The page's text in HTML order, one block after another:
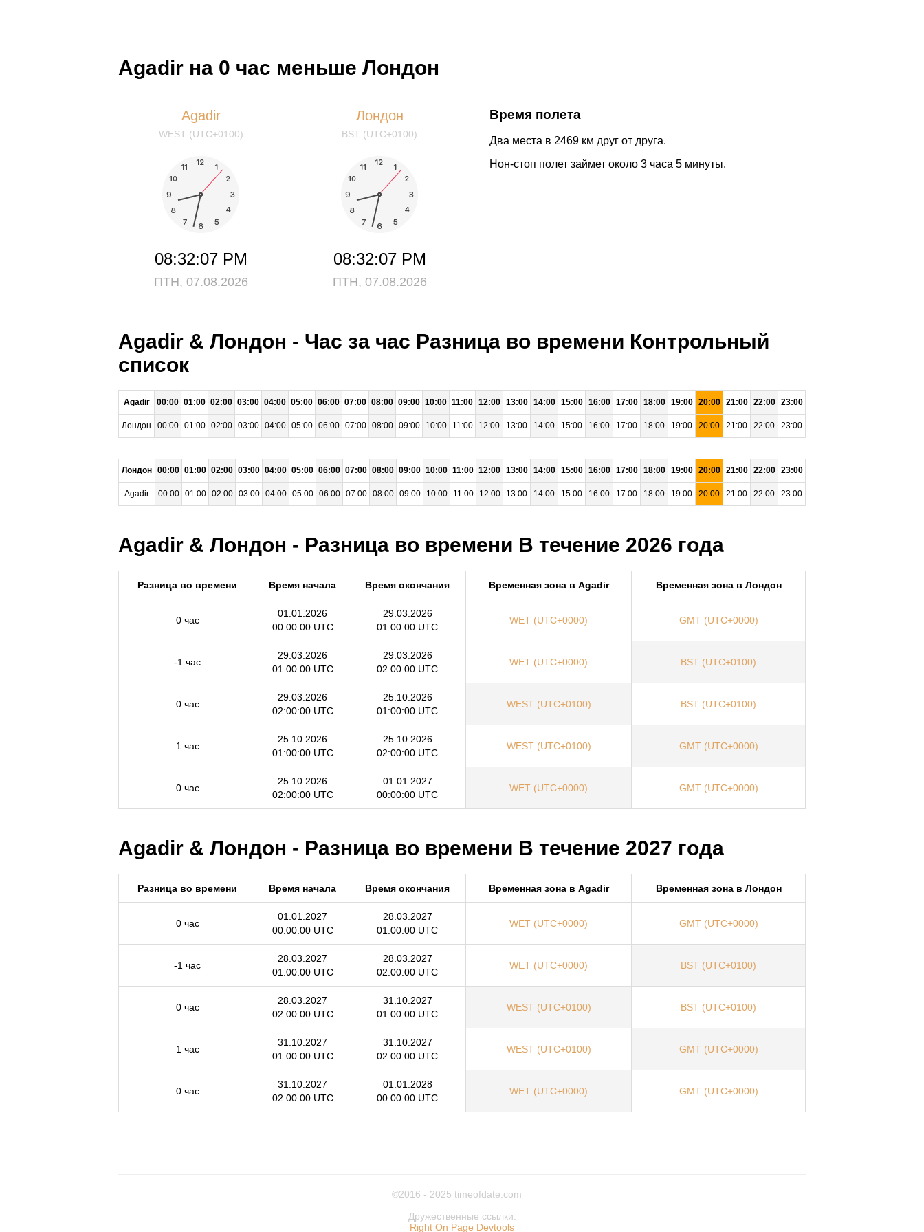
Agadir на 0 час меньше Лондон
Agadir
WEST (UTC+0100)
08:32:08 PM
ПТН, 07.08.2026
Лондон
BST (UTC+0100)
08:32:08 PM
ПТН, 07.08.2026
Время полета
Два места в 2469 км друг от друга.
Нон-стоп полет займет около 3 часа 5 минуты.
Agadir & Лондон - Час за час Разница во времени Контрольный
список
Agadir 00:00 01:00 02:00 03:00 04:00 05:00 06:00 07:00 08:00 09:00 10:00 11:00 12:00 13:00 14:00 15:00 16:00 17:00 18:00 19:00 20:00 21:00 22:00 23:00
Лондон 00:00 01:00 02:00 03:00 04:00 05:00 06:00 07:00 08:00 09:00 10:00 11:00 12:00 13:00 14:00 15:00 16:00 17:00 18:00 19:00 20:00 21:00 22:00 23:00
Лондон 00:00 01:00 02:00 03:00 04:00 05:00 06:00 07:00 08:00 09:00 10:00 11:00 12:00 13:00 14:00 15:00 16:00 17:00 18:00 19:00 20:00 21:00 22:00 23:00
Agadir 00:00 01:00 02:00 03:00 04:00 05:00 06:00 07:00 08:00 09:00 10:00 11:00 12:00 13:00 14:00 15:00 16:00 17:00 18:00 19:00 20:00 21:00 22:00 23:00
Agadir & Лондон - Разница во времени В течение 2026 года
Разница во времени Время начала Время окончания Временная зона в Agadir Временная зона в Лондон
0 час
01.01.2026
00:00:00 UTC
29.03.2026
01:00:00 UTC
WET (UTC+0000) GMT (UTC+0000)
-1 час
29.03.2026
01:00:00 UTC
29.03.2026
02:00:00 UTC
WET (UTC+0000) BST (UTC+0100)
0 час
29.03.2026
02:00:00 UTC
25.10.2026
01:00:00 UTC
WEST (UTC+0100) BST (UTC+0100)
1 час
25.10.2026
01:00:00 UTC
25.10.2026
02:00:00 UTC
WEST (UTC+0100) GMT (UTC+0000)
0 час
25.10.2026
02:00:00 UTC
01.01.2027
00:00:00 UTC
WET (UTC+0000) GMT (UTC+0000)
Agadir & Лондон - Разница во времени В течение 2027 года
Разница во времени Время начала Время окончания Временная зона в Agadir Временная зона в Лондон
0 час
01.01.2027
00:00:00 UTC
28.03.2027
01:00:00 UTC
WET (UTC+0000) GMT (UTC+0000)
-1 час
28.03.2027
01:00:00 UTC
28.03.2027
02:00:00 UTC
WET (UTC+0000) BST (UTC+0100)
0 час
28.03.2027
02:00:00 UTC
31.10.2027
01:00:00 UTC
WEST (UTC+0100) BST (UTC+0100)
1 час
31.10.2027
01:00:00 UTC
31.10.2027
02:00:00 UTC
WEST (UTC+0100) GMT (UTC+0000)
0 час
31.10.2027
02:00:00 UTC
01.01.2028
00:00:00 UTC
WET (UTC+0000) GMT (UTC+0000)
©2016 - 2025 timeofdate.com
Дружественные ссылки:
Right On Page Devtools